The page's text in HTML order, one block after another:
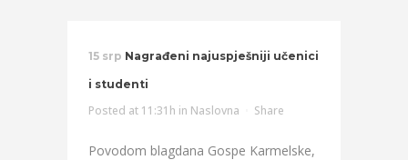
15 srp Nagrađeni najuspješniji učenici
i studenti
Posted at 11:31h in Naslovna Share
Povodom blagdana Gospe Karmelske,